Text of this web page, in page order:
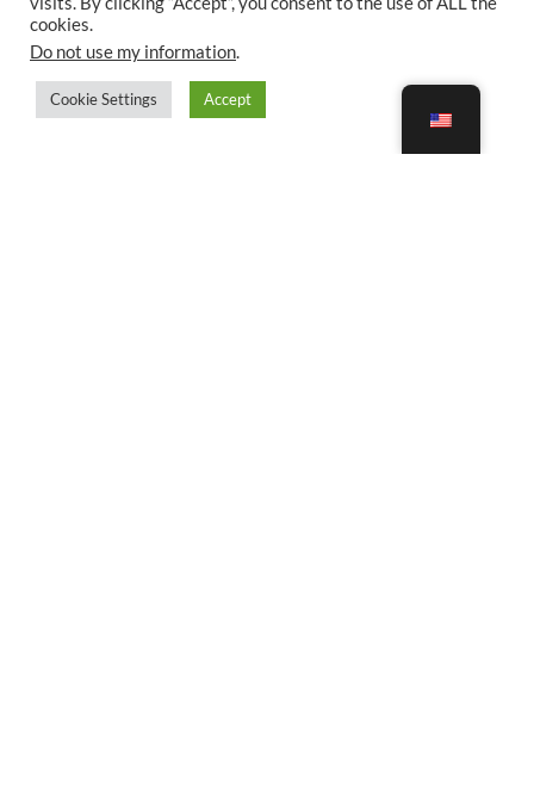
cookies.
Do not use my information.
Cookie Settings Accept